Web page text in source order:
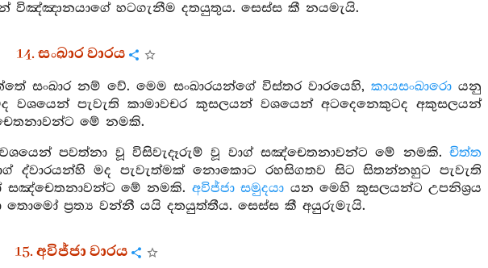
විඤ්ඤානයාගේ හටගැනීම දතයුතුය. සෙස්ස කී නයමැයි.
14. සංඛාර වාරය
සංඛාර නම් වේ. මෙම සංඛාරයන්ගේ විස්තර වාරයෙහි,කායසංඛාරො යනු
වශයෙන් පැවැති කාමාවචර කුසලයන් වශයෙන් අටදෙනෙකුටද අකුසලයන්
මේ නමකි.
පවත්නා වූ විසිවැදෑරුම් වූ වාග් සඤ්චෙතනාවන්ට මේ නමකි.චිත්ත
ද්වාරයන්හි මද පැවැත්මක් නොකොට රහසිගතව සිට සිතන්නහුට පැවැති
මේ නමකි. අවිජ්ජා සමුදයා යන මෙහි කුසලයන්ට උපනිශ්‍රය
තොමෝ ප්‍රත්‍ය වන්නී යයි දතයුත්තීය. සෙස්ස කී අයුරුමැයි.
15. අවිජ්ජා වාරය